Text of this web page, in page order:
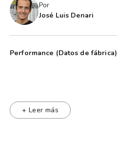
Por
José Luis Denari
Performance (Datos de fábrica)
Velocidad máxima: 240 Km/h
+ Leer más